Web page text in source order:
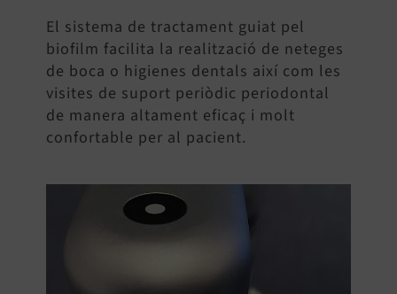
El sistema de tractament guiat pel
biofilm facilita la realització de neteges
de boca o higienes dentals així com les
visites de suport periòdic periodontal
de manera altament eficaç i molt
confortable per al pacient.